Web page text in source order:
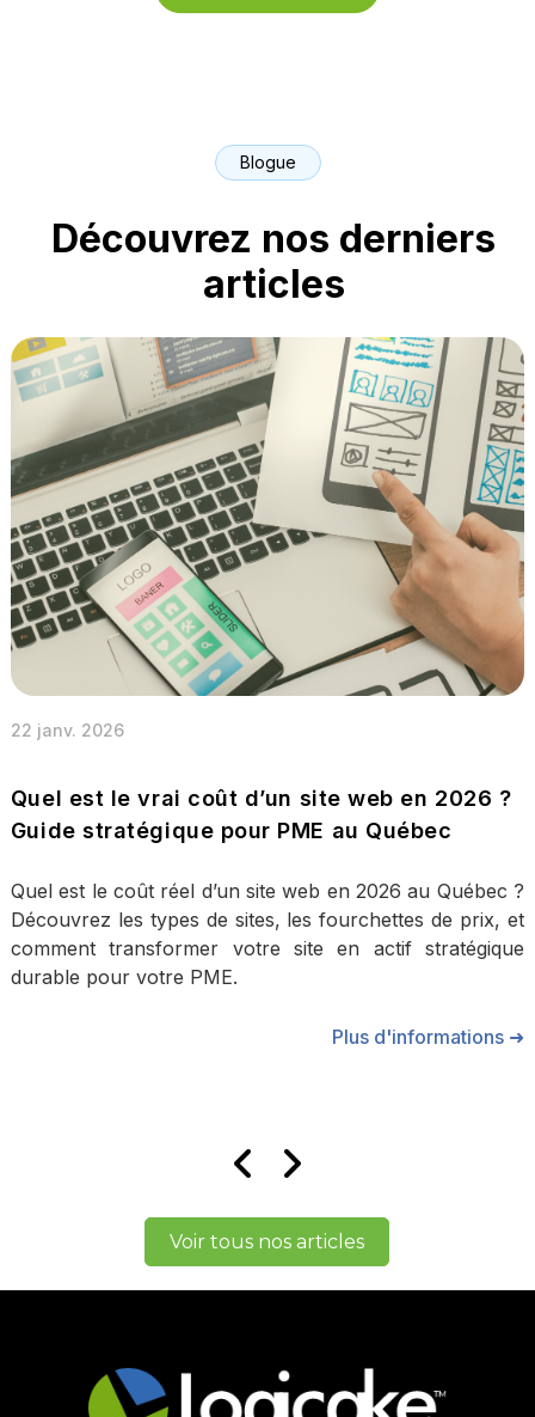
Blogue
Découvrez nos derniers
articles
22 janv. 2026
Quel est le vrai coût d’un site web en 2026 ?
Guide stratégique pour PME au Québec
Quel est le coût réel d’un site web en 2026 au Québec ?
Découvrez les types de sites, les fourchettes de prix, et
comment transformer votre site en actif stratégique
durable pour votre PME.
Plus d'informations ➜
Voir tous nos articles